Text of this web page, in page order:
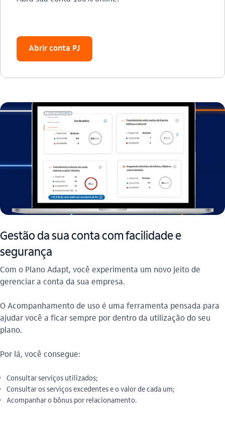
Abrir conta PJ
Gestão da sua conta com facilidade e
segurança
Com o Plano Adapt, você experimenta um novo jeito de
gerenciar a conta da sua empresa.
O Acompanhamento de uso é uma ferramenta pensada para
ajudar você a ficar sempre por dentro da utilização do seu
plano.
Por lá, você consegue:
Consultar serviços utilizados;
Consultar os serviços excedentes e o valor de cada um;
Acompanhar o bônus por relacionamento.